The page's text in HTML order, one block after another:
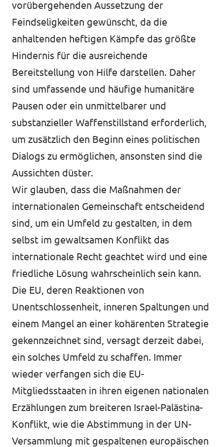
vorübergehenden Aussetzung der
Feindseligkeiten gewünscht, da die
anhaltenden heftigen Kämpfe das größte
Hindernis für die ausreichende
Bereitstellung von Hilfe darstellen. Daher
sind umfassende und häufige humanitäre
Pausen oder ein unmittelbarer und
substanzieller Waffenstillstand erforderlich,
um zusätzlich den Beginn eines politischen
Dialogs zu ermöglichen, ansonsten sind die
Aussichten düster.
Wir glauben, dass die Maßnahmen der
internationalen Gemeinschaft entscheidend
sind, um ein Umfeld zu gestalten, in dem
selbst im gewaltsamen Konflikt das
internationale Recht geachtet wird und eine
friedliche Lösung wahrscheinlich sein kann.
Die EU, deren Reaktionen von
Unentschlossenheit, inneren Spaltungen und
einem Mangel an einer kohärenten Strategie
gekennzeichnet sind, versagt derzeit dabei,
ein solches Umfeld zu schaffen. Immer
wieder verfangen sich die EU-
Mitgliedsstaaten in ihren eigenen nationalen
Erzählungen zum breiteren Israel-Palästina-
Konflikt, wie die Abstimmung in der UN-
Versammlung mit gespaltenen europäischen